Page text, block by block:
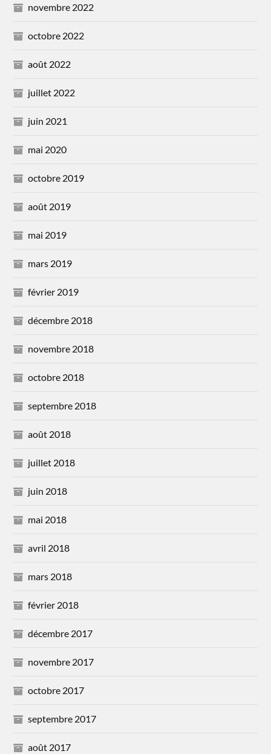
novembre 2022
octobre 2022
août 2022
juillet 2022
juin 2021
mai 2020
octobre 2019
août 2019
mai 2019
mars 2019
février 2019
décembre 2018
novembre 2018
octobre 2018
septembre 2018
août 2018
juillet 2018
juin 2018
mai 2018
avril 2018
mars 2018
février 2018
décembre 2017
novembre 2017
octobre 2017
septembre 2017
août 2017